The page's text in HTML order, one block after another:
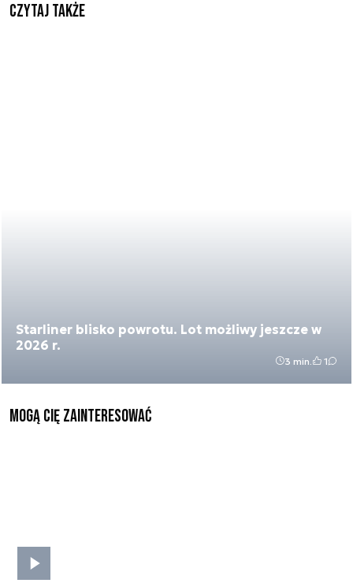
Czytaj także
Starliner blisko powrotu. Lot możliwy jeszcze w
2026 r.
3 min. 1
Mogą Cię zainteresować